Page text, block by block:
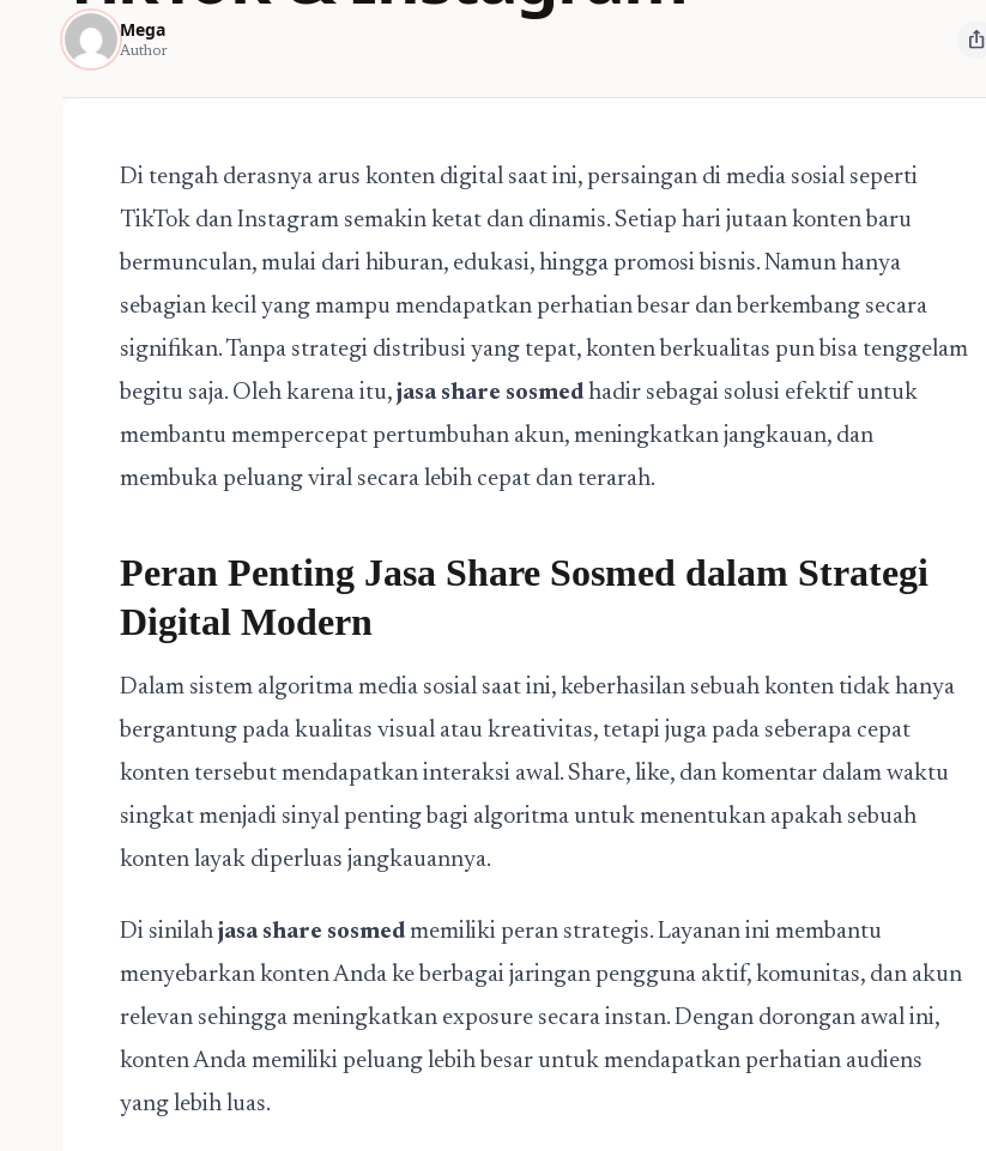
Mega
Author ios_share
Di tengah derasnya arus konten digital saat ini, persaingan di media sosial seperti
TikTok dan Instagram semakin ketat dan dinamis. Setiap hari jutaan konten baru
bermunculan, mulai dari hiburan, edukasi, hingga promosi bisnis. Namun hanya
sebagian kecil yang mampu mendapatkan perhatian besar dan berkembang secara
signifikan. Tanpa strategi distribusi yang tepat, konten berkualitas pun bisa tenggelam
begitu saja. Oleh karena itu, jasa share sosmed hadir sebagai solusi efektif untuk
membantu mempercepat pertumbuhan akun, meningkatkan jangkauan, dan
membuka peluang viral secara lebih cepat dan terarah.
Peran Penting Jasa Share Sosmed dalam Strategi
Digital Modern
Dalam sistem algoritma media sosial saat ini, keberhasilan sebuah konten tidak hanya
bergantung pada kualitas visual atau kreativitas, tetapi juga pada seberapa cepat
konten tersebut mendapatkan interaksi awal. Share, like, dan komentar dalam waktu
singkat menjadi sinyal penting bagi algoritma untuk menentukan apakah sebuah
konten layak diperluas jangkauannya.
Di sinilah jasa share sosmed memiliki peran strategis. Layanan ini membantu
menyebarkan konten Anda ke berbagai jaringan pengguna aktif, komunitas, dan akun
relevan sehingga meningkatkan exposure secara instan. Dengan dorongan awal ini,
konten Anda memiliki peluang lebih besar untuk mendapatkan perhatian audiens
yang lebih luas.